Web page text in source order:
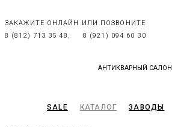
ЗАКАЖИТЕ ОНЛАЙН ИЛИ ПОЗВОНИТЕ
8 (812) 713 35 48,
8 (921) 094 60 30
АНТИКВАРНЫЙ САЛОН
SALE КАТАЛОГ ЗАВОДЫ